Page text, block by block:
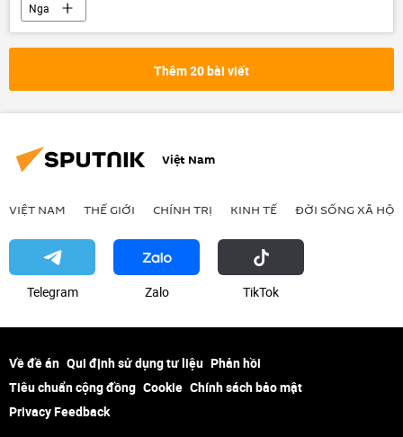
Nga
Chiến dịch quân sự đặc biệt tại Ukraina
Cuộc khủng hoảng ở Ukraina
Vladimir Zelensky
Vladimir Putin
xung đột quân sự
thông tin
Thế giới
Liên minh châu Âu
Châu Âu
Thêm 20 bài viết
Việt Nam
VIỆT NAM THẾ GIỚI CHÍNH TRỊ KINH TẾ ĐỜI SỐNG XÃ HỘI
Telegram Zalo ТikТоk
Về đề án Qui định sử dụng tư liệu Phản hồi
Tiêu chuẩn cộng đồng Cookie Chính sách bảo mật
Privacy Feedback